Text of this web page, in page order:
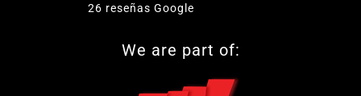
26 reseñas Google
We are part of: